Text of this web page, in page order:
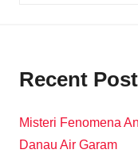
Recent
Misteri Fenomena
Danau Air Garam